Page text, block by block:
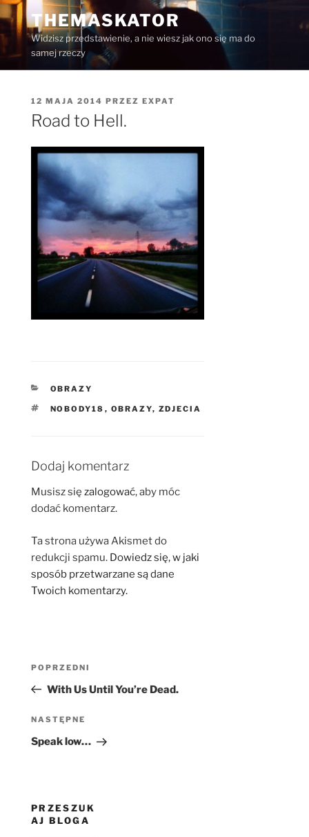
Przejdź
do
treści
THEMASKATOR
Widzisz przedstawienie, a nie wiesz jak ono się ma do
samej rzeczy
OPUBLIKOWANE
W
12 MAJA 2014 PRZEZ EXPAT
Road to Hell.
KATEGORIE
OBRAZY
TAGI
NOBODY18 , OBRAZY, ZDJECIA
Dodaj komentarz
Musisz się zalogować, aby móc
dodać komentarz.
Ta strona używa Akismet do
redukcji spamu. Dowiedz się, w jaki
sposób przetwarzane są dane
Twoich komentarzy.
Nawigacja
Poprzedni
wpis
POPRZEDNI
With Us Until You’re Dead.
Następny
wpis
NASTĘPNE
Speak low…
PRZESZUK
AJ BLOGA